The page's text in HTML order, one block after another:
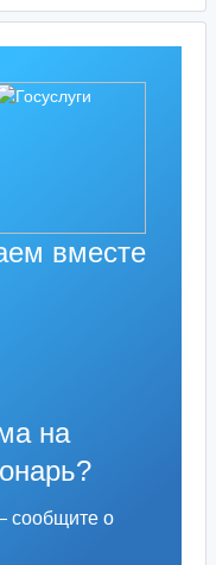
вместе
на
сообщите о